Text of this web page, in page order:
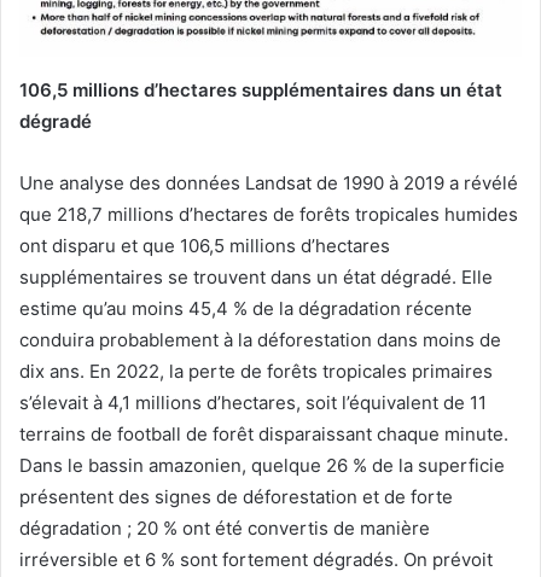
106,5 millions d’hectares supplémentaires dans un état
dégradé
Une analyse des données Landsat de 1990 à 2019 a révélé
que 218,7 millions d’hectares de forêts tropicales humides
ont disparu et que 106,5 millions d’hectares
supplémentaires se trouvent dans un état dégradé. Elle
estime qu’au moins 45,4 % de la dégradation récente
conduira probablement à la déforestation dans moins de
dix ans. En 2022, la perte de forêts tropicales primaires
s’élevait à 4,1 millions d’hectares, soit l’équivalent de 11
terrains de football de forêt disparaissant chaque minute.
Dans le bassin amazonien, quelque 26 % de la superficie
présentent des signes de déforestation et de forte
dégradation ; 20 % ont été convertis de manière
irréversible et 6 % sont fortement dégradés. On prévoit